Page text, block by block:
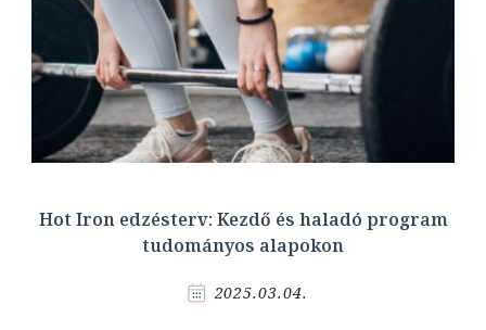
Hot Iron edzésterv: Kezdő és haladó program
tudományos alapokon
2025.03.04.